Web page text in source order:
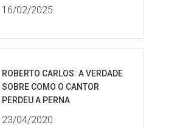
16/02/2025
ROBERTO CARLOS: A VERDADE
SOBRE COMO O CANTOR
PERDEU A PERNA
23/04/2020